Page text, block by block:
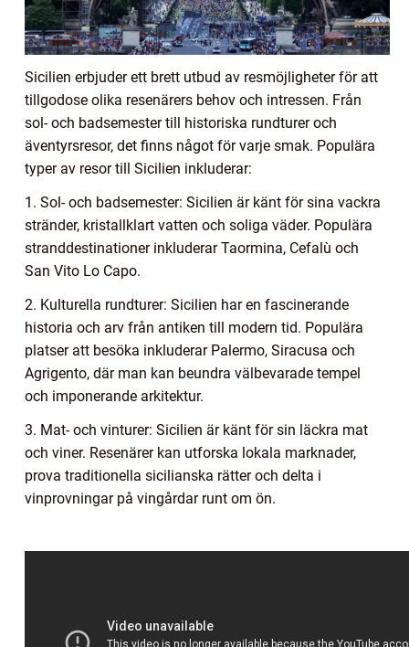
Sicilien erbjuder ett brett utbud av resmöjligheter för att
tillgodose olika resenärers behov och intressen. Från
sol- och badsemester till historiska rundturer och
äventyrsresor, det finns något för varje smak. Populära
typer av resor till Sicilien inkluderar:
1. Sol- och badsemester: Sicilien är känt för sina vackra
stränder, kristallklart vatten och soliga väder. Populära
stranddestinationer inkluderar Taormina, Cefalù och
San Vito Lo Capo.
2. Kulturella rundturer: Sicilien har en fascinerande
historia och arv från antiken till modern tid. Populära
platser att besöka inkluderar Palermo, Siracusa och
Agrigento, där man kan beundra välbevarade tempel
och imponerande arkitektur.
3. Mat- och vinturer: Sicilien är känt för sin läckra mat
och viner. Resenärer kan utforska lokala marknader,
prova traditionella sicilianska rätter och delta i
vinprovningar på vingårdar runt om ön.